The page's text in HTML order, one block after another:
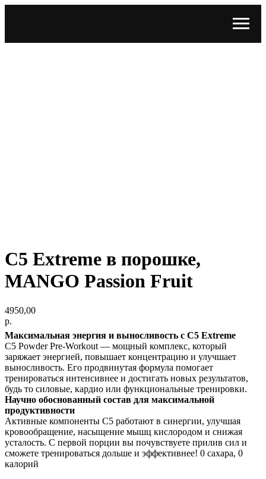
С5 Extreme в порошке,
MANGO Passion Fruit
4950,00
р.
Максимальная энергия и выносливость с C5 Extreme
C5 Powder Pre-Workout — мощный комплекс, который
заряжает энергией, повышает концентрацию и улучшает
выносливость. Его продвинутая формула помогает
тренироваться интенсивнее и достигать новых результатов,
будь то силовые, кардио или функциональные тренировки.
Научно обоснованный состав для максимальной
продуктивности
Активные компоненты C5 работают в синергии, улучшая
кровообращение, насыщение мышц кислородом и снижая
усталость. С первой порции вы почувствуете прилив сил и
сможете тренироваться дольше и эффективнее! 0 сахара, 0
калорий